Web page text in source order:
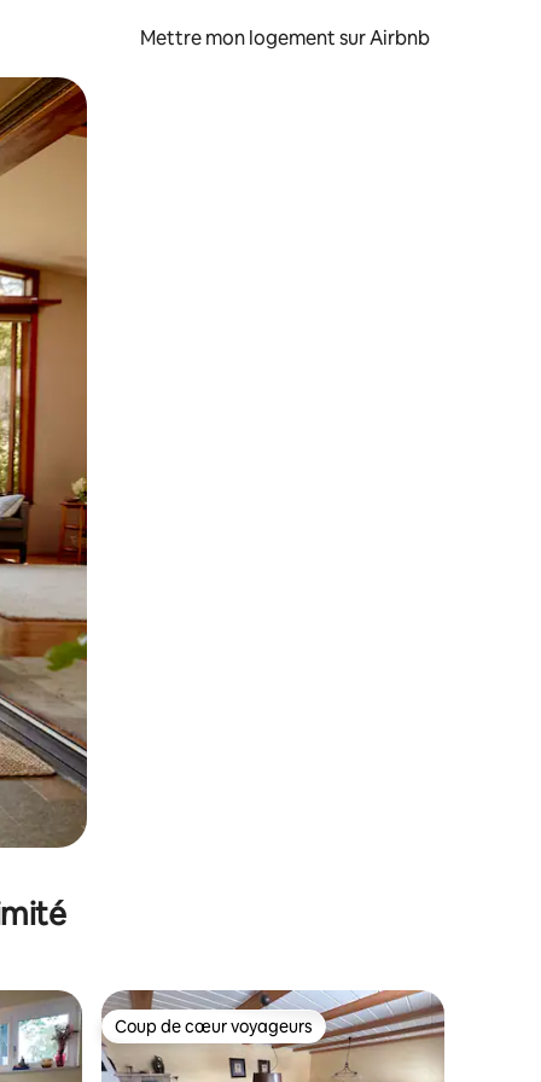
Mettre mon logement sur Airbnb
glisser.
Coup de cœur voyageurs
Coup de cœur voyageurs